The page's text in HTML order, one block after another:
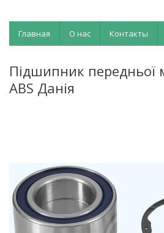
Главная О нас Контакты
Підшипник передньої
ABS Данія